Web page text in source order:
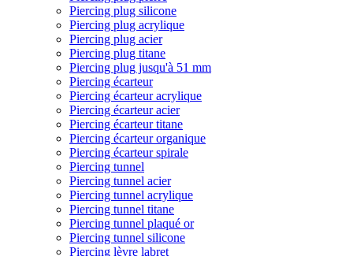
Piercing plug silicone
Piercing plug acrylique
Piercing plug acier
Piercing plug titane
Piercing plug jusqu'à 51 mm
Piercing écarteur
Piercing écarteur acrylique
Piercing écarteur acier
Piercing écarteur titane
Piercing écarteur organique
Piercing écarteur spirale
Piercing tunnel
Piercing tunnel acier
Piercing tunnel acrylique
Piercing tunnel titane
Piercing tunnel plaqué or
Piercing tunnel silicone
Piercing lèvre labret